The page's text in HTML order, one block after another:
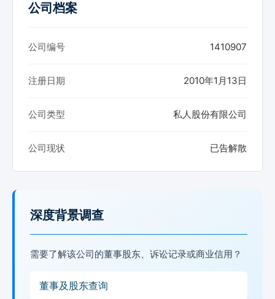
公司档案
公司编号 1410907
注册日期 2010年1月13日
公司类型 私人股份有限公司
公司现状 已告解散
深度背景调查
需要了解该公司的董事股东、诉讼记录或商业信用？
董事及股东查询